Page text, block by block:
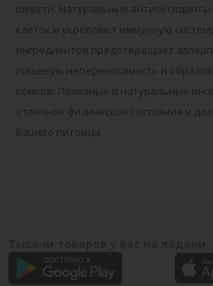
шерсти. Натуральные
клеток и укрепляют иммунную
ингредиентов предотвращает
пищевую непереносимость и
комков. Полезные и натуральные
отличное физическое состояние и
Вашего питомца.